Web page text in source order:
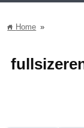
home Home »